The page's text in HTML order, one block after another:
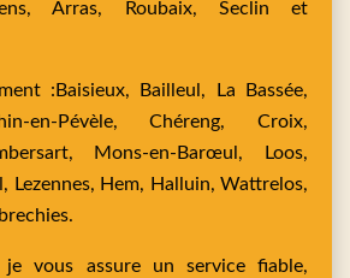
Arras, Roubaix, Seclin et
: Baisieux, Bailleul,
La Bassée,
en-Pévèle,Chéreng,Croix,
Mons-en-Barœul,
Loos,
Lezennes, Hem, Halluin, Wattrelos,
.
je vous assure un service fiable,